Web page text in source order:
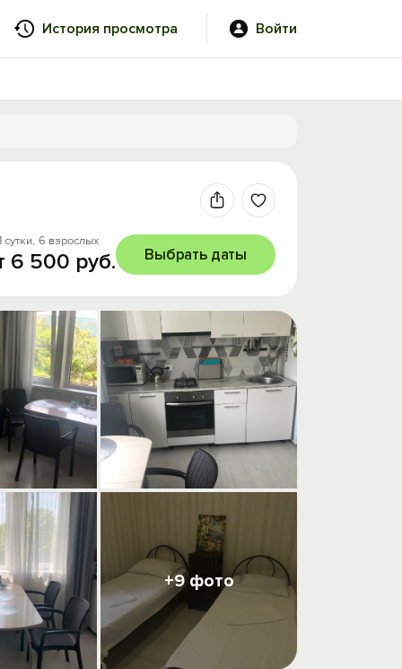
История просмотра Войти
+9 фото
сутки, 6 взрослых
6 500 руб. Выбрать даты